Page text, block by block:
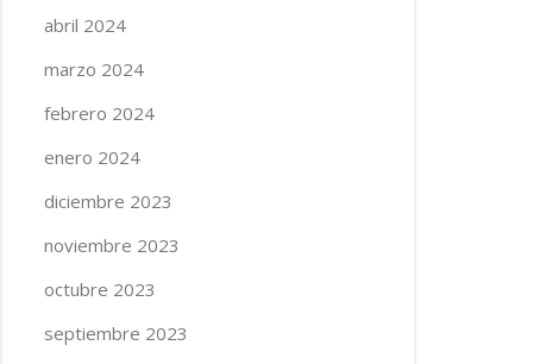
abril 2024
marzo 2024
febrero 2024
enero 2024
diciembre 2023
noviembre 2023
octubre 2023
septiembre 2023